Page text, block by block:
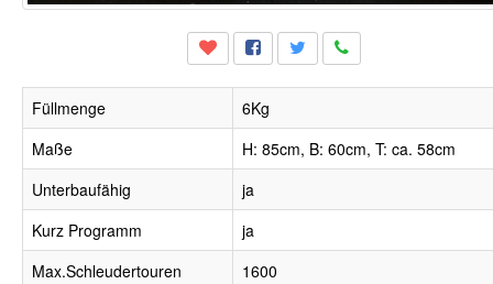
Füllmenge
6Kg
Maße
H: 85cm, B: 60cm, T: ca. 58cm
Unterbaufähig
ja
Kurz Programm
ja
Max.Schleudertouren
1600